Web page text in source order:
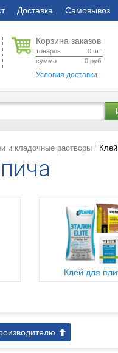
Доставка Самовывоз
Корзина заказов
товаров 0 шт.
сумма
0 руб.
Условия доставки
и кладочные растворы
Клей для